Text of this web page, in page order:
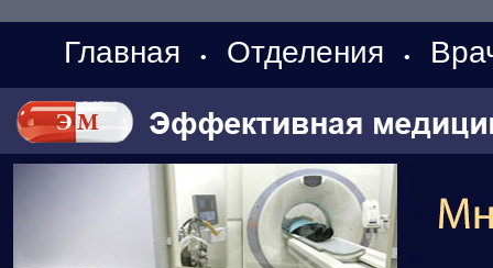
Главная • Отделения •